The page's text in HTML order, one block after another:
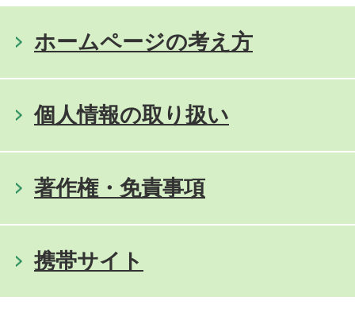
ホームページの考え方
個人情報の取り扱い
著作権・免責事項
携帯サイト